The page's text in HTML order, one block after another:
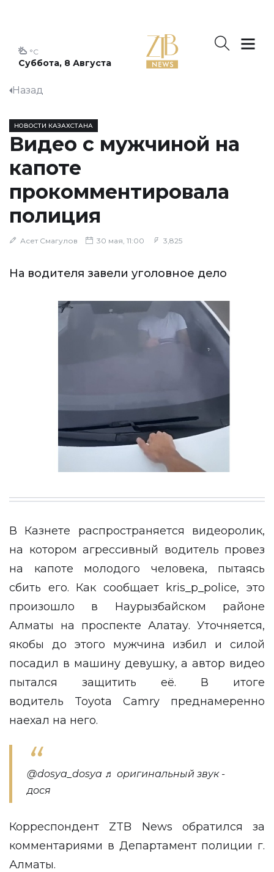
Суббота, 8 Августа
°C
Назад
НОВОСТИ КАЗАХСТАНА
Видео с мужчиной на
капоте
прокомментировала
полиция
Асет Смагулов 30 мая, 11:00 3,825
На водителя завели уголовное дело
В Казнете распространяется видеоролик,
на котором агрессивный водитель провез
на капоте молодого человека, пытаясь
сбить его. Как сообщает
kris_p_police, это
произошло в Наурызбайском районе
Алматы на проспекте Алатау. Уточняется,
якобы до этого мужчина избил и силой
посадил в машину девушку, а автор видео
пытался защитить её. В итоге
водитель Toyota Camry преднамеренно
наехал на него.
@dosya_dosya ♬ оригинальный звук -
дося
Корреспондент ZTB News обратился за
комментариями в Департамент полиции г.
Алматы.